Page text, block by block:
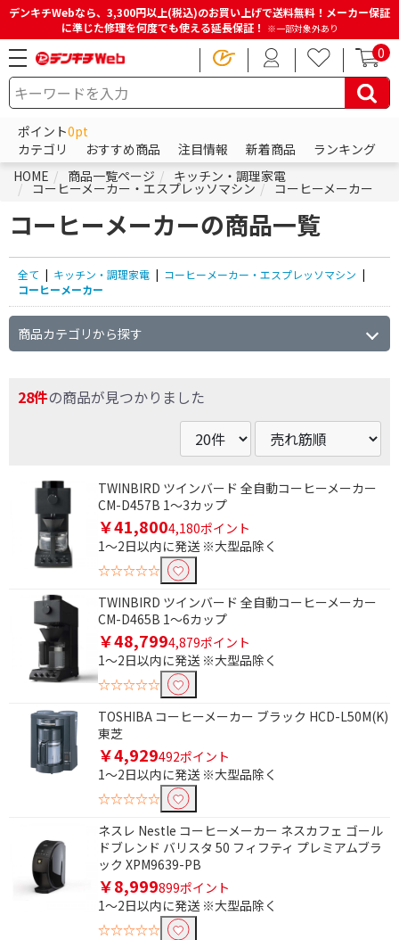
デンキチWebなら、3,300円以上(税込)のお買い上げで送料無料！メーカー保証
に準じた修理を何度でも使える延長保証！ ※一部対象外あり
0
ポイント0pt
カテゴリ
おすすめ商品 注目情報 新着商品
ランキング
HOME
商品一覧ページ キッチン・調理家電
コーヒーメーカー・エスプレッソマシン コーヒーメーカー
コーヒーメーカーの商品一覧
全て | キッチン・調理家電 | コーヒーメーカー・エスプレッソマシン |
コーヒーメーカー
商品カテゴリから探す
28件の商品が見つかりました
TWINBIRD ツインバード 全自動コーヒーメーカー
CM-D457B 1～3カップ
￥41,8004,180ポイント
1～2日以内に発送 ※大型品除く
☆☆☆☆☆
TWINBIRD ツインバード 全自動コーヒーメーカー
CM-D465B 1～6カップ
￥48,7994,879ポイント
1～2日以内に発送 ※大型品除く
☆☆☆☆☆
TOSHIBA コーヒーメーカー ブラック HCD-L50M(K)
東芝
￥4,929492ポイント
1～2日以内に発送 ※大型品除く
☆☆☆☆☆
ネスレ Nestle コーヒーメーカー ネスカフェ ゴール
ドブレンド バリスタ 50 フィフティ プレミアムブラ
ック XPM9639-PB
￥8,999899ポイント
1～2日以内に発送 ※大型品除く
☆☆☆☆☆